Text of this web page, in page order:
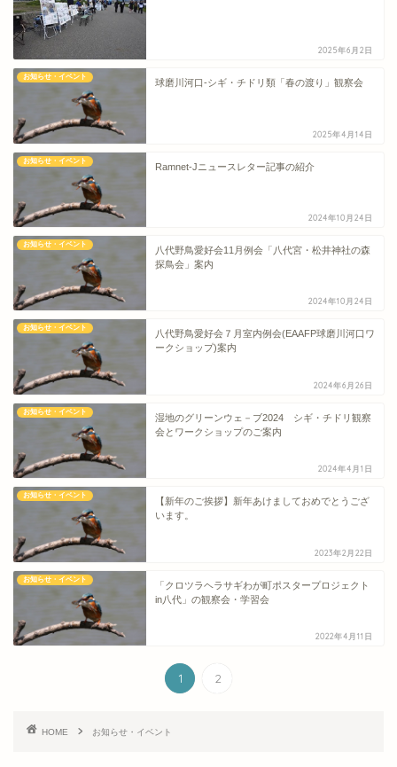
2025年6月2日
お知らせ・イベント
球磨川河口-シギ・チドリ類「春の渡り」観察会
2025年4月14日
お知らせ・イベント
Ramnet-Jニュースレター記事の紹介
2024年10月24日
お知らせ・イベント
八代野鳥愛好会11月例会「八代宮・松井神社の森
探鳥会」案内
2024年10月24日
お知らせ・イベント
八代野鳥愛好会７月室内例会(EAAFP球磨川河口ワ
ークショップ)案内
2024年6月26日
お知らせ・イベント
湿地のグリーンウェ－ブ2024 シギ・チドリ観察
会とワークショップのご案内
2024年4月1日
お知らせ・イベント
【新年のご挨拶】新年あけましておめでとうござ
います。
2023年2月22日
お知らせ・イベント
「クロツラヘラサギわが町ポスタープロジェクト
in八代」の観察会・学習会
2022年4月11日
1 2
HOME お知らせ・イベント